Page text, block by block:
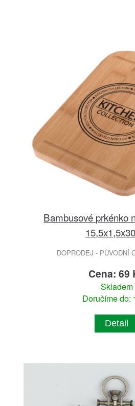
Bambusové prkénko
DOPRODEJ - PŮVODNÍ
Cena: 69
Skladem
Doručíme do:
Detail